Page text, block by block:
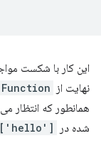
این کار با شکست
نهایت از
همانطور که انتظار
شده در